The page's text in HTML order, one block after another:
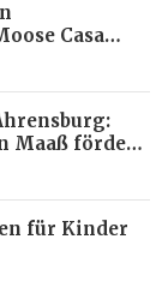
Casa
|
Maaß fördert
für Kinder